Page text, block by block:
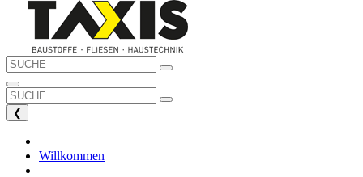
❮
Willkommen